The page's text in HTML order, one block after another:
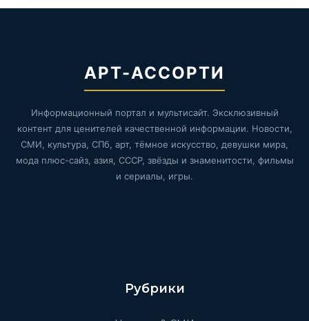
АРТ-АССОРТИ
Информационный портал и мультисайт. Эксклюзивный
контент для ценителей качественной информации. Новости,
СМИ, культура, СПб, арт, тёмное искусство, девушки мира,
мода плюс-сайз, азия, СССР, звёзды и знаменитости, фильмы
и сериалы, игры.
Рубрики